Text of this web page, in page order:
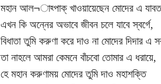
মহান আল¬াহ্পাক্ খাওয়ায়েছেন মোদের এ যাবত
এখন কি অন্নের অভাবে জীবন চলে যাবে স্বর্গে,
বিধাতা তুমি করুণা করে দাও না মোদের দিদার এ
তা নাহলে আমরা কেমনে বাঁচবো তোমার এ ধরায়ে,
হে মহান করুণাময় মোদের তুমি দাও মহাশক্তি